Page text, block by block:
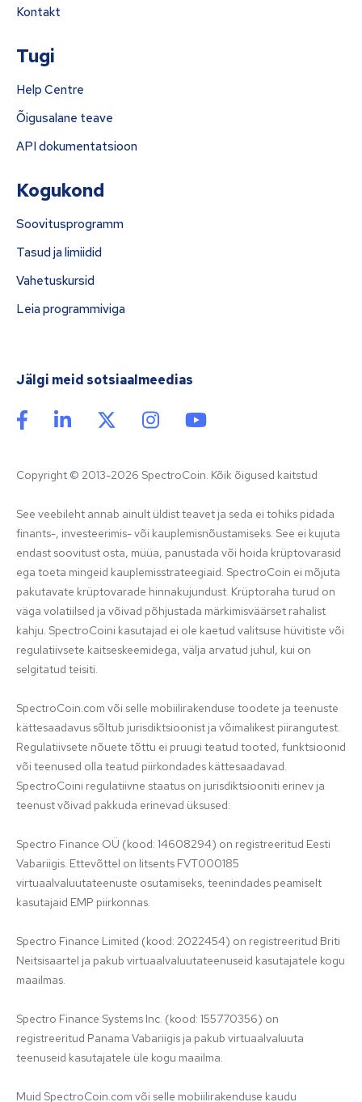
Kontakt
Tugi
Help Centre
Õigusalane teave
API dokumentatsioon
Kogukond
Soovitusprogramm
Tasud ja limiidid
Vahetuskursid
Leia programmiviga
Jälgi meid sotsiaalmeedias
Copyright © 2013-2026 SpectroCoin. Kõik õigused kaitstud
See veebileht annab ainult üldist teavet ja seda ei tohiks pidada
finants-, investeerimis- või kauplemisnõustamiseks. See ei kujuta
endast soovitust osta, müüa, panustada või hoida krüptovarasid
ega toeta mingeid kauplemisstrateegiaid. SpectroCoin ei mõjuta
pakutavate krüptovarade hinnakujundust. Krüptoraha turud on
väga volatiilsed ja võivad põhjustada märkimisväärset rahalist
kahju. SpectroCoini kasutajad ei ole kaetud valitsuse hüvitiste või
regulatiivsete kaitseskeemidega, välja arvatud juhul, kui on
selgitatud teisiti.
SpectroCoin.com või selle mobiilirakenduse toodete ja teenuste
kättesaadavus sõltub jurisdiktsioonist ja võimalikest piirangutest.
Regulatiivsete nõuete tõttu ei pruugi teatud tooted, funktsioonid
või teenused olla teatud piirkondades kättesaadavad.
SpectroCoini regulatiivne staatus on jurisdiktsiooniti erinev ja
teenust võivad pakkuda erinevad üksused:
Spectro Finance OÜ (kood: 14608294) on registreeritud Eesti
Vabariigis. Ettevõttel on litsents FVT000185
virtuaalvaluutateenuste osutamiseks, teenindades peamiselt
kasutajaid EMP piirkonnas.
Spectro Finance Limited (kood: 2022454) on registreeritud Briti
Neitsisaartel ja pakub virtuaalvaluutateenuseid kasutajatele kogu
maailmas.
Spectro Finance Systems Inc. (kood: 155770356) on
registreeritud Panama Vabariigis ja pakub virtuaalvaluuta
teenuseid kasutajatele üle kogu maailma.
Muid SpectroCoin.com või selle mobiilirakenduse kaudu